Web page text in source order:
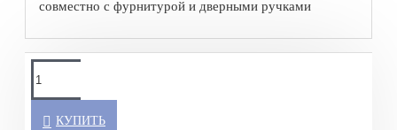
совместно с фурнитурой и дверными ручками
КУПИТЬ